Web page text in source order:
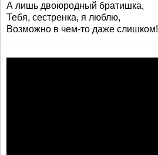
А лишь двоюродный братишка,
Тебя, сестренка, я люблю,
Возможно в чем-то даже слишком!